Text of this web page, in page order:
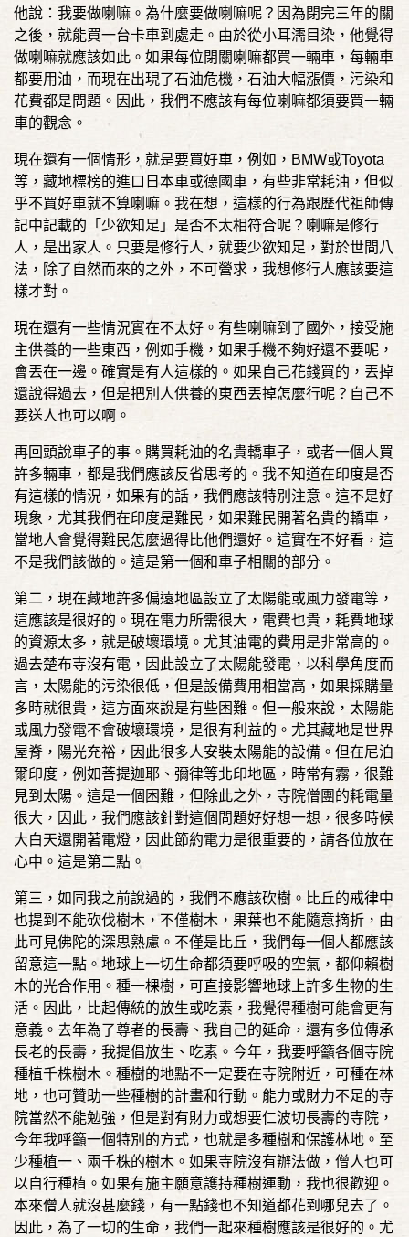
他說：我要做喇嘛。為什麼要做喇嘛呢？因為閉完三年的關
之後，就能買一台卡車到處走。由於從小耳濡目染，他覺得
做喇嘛就應該如此。如果每位閉關喇嘛都買一輛車，每輛車
都要用油，而現在出現了石油危機，石油大幅漲價，污染和
花費都是問題。因此，我們不應該有每位喇嘛都須要買一輛
車的觀念。
現在還有一個情形，就是要買好車，例如，BMW或Toyota
等，藏地標榜的進口日本車或德國車，有些非常耗油，但似
乎不買好車就不算喇嘛。我在想，這樣的行為跟歷代祖師傳
記中記載的「少欲知足」是否不太相符合呢？喇嘛是修行
人，是出家人。只要是修行人，就要少欲知足，對於世間八
法，除了自然而來的之外，不可營求，我想修行人應該要這
樣才對。
現在還有一些情況實在不太好。有些喇嘛到了國外，接受施
主供養的一些東西，例如手機，如果手機不夠好還不要呢，
會丟在一邊。確實是有人這樣的。如果自己花錢買的，丟掉
還說得過去，但是把別人供養的東西丟掉怎麼行呢？自己不
要送人也可以啊。
再回頭說車子的事。購買耗油的名貴轎車子，或者一個人買
許多輛車，都是我們應該反省思考的。我不知道在印度是否
有這樣的情況，如果有的話，我們應該特別注意。這不是好
現象，尤其我們在印度是難民，如果難民開著名貴的轎車，
當地人會覺得難民怎麼過得比他們還好。這實在不好看，這
不是我們該做的。這是第一個和車子相關的部分。
第二，現在藏地許多偏遠地區設立了太陽能或風力發電等，
這應該是很好的。現在電力所需很大，電費也貴，耗費地球
的資源太多，就是破壞環境。尤其油電的費用是非常高的。
過去楚布寺沒有電，因此設立了太陽能發電，以科學角度而
言，太陽能的污染很低，但是設備費用相當高，如果採購量
多時就很貴，這方面來說是有些困難。但一般來說，太陽能
或風力發電不會破壞環境，是很有利益的。尤其藏地是世界
屋脊，陽光充裕，因此很多人安裝太陽能的設備。但在尼泊
爾印度，例如菩提迦耶、彌律等北印地區，時常有霧，很難
見到太陽。這是一個困難，但除此之外，寺院僧團的耗電量
很大，因此，我們應該針對這個問題好好想一想，很多時候
大白天還開著電燈，因此節約電力是很重要的，請各位放在
心中。這是第二點。
第三，如同我之前說過的，我們不應該砍樹。比丘的戒律中
也提到不能砍伐樹木，不僅樹木，果葉也不能隨意摘折，由
此可見佛陀的深思熟慮。不僅是比丘，我們每一個人都應該
留意這一點。地球上一切生命都須要呼吸的空氣，都仰賴樹
木的光合作用。種一棵樹，可直接影響地球上許多生物的生
活。因此，比起傳統的放生或吃素，我覺得種樹可能會更有
意義。去年為了尊者的長壽、我自己的延命，還有多位傳承
長老的長壽，我提倡放生、吃素。今年，我要呼籲各個寺院
種植千株樹木。種樹的地點不一定要在寺院附近，可種在林
地，也可贊助一些種樹的計畫和行動。能力或財力不足的寺
院當然不能勉強，但是對有財力或想要仁波切長壽的寺院，
今年我呼籲一個特別的方式，也就是多種樹和保護林地。至
少種植一、兩千株的樹木。如果寺院沒有辦法做，僧人也可
以自行種植。如果有施主願意護持種樹運動，我也很歡迎。
本來僧人就沒甚麼錢，有一點錢也不知道都花到哪兒去了。
因此，為了一切的生命，我們一起來種樹應該是很好的。尤